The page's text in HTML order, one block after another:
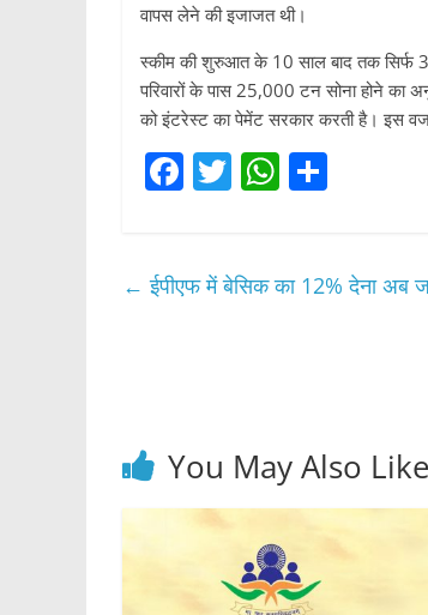
वापस लेने की इजाजत थी।
स्कीम की शुरुआत के 10 साल बाद तक सिर्फ
परिवारों के पास 25,000 टन सोना होने का
को इंटरेस्ट का पेमेंट सरकार करती है। इस
F
e
T
er
W
s e
← ईपीएफ में बेसिक का 12% देना अब
You May Also Like